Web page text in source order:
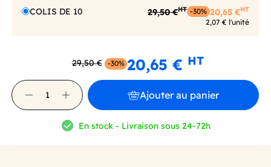
COLIS DE 10 29,50 €HT -30% 20,65 €HT
2,07 € l'unité
29,50 € -30% 20,65 € HT
Ajouter au panier
En stock - Livraison sous 24-72h